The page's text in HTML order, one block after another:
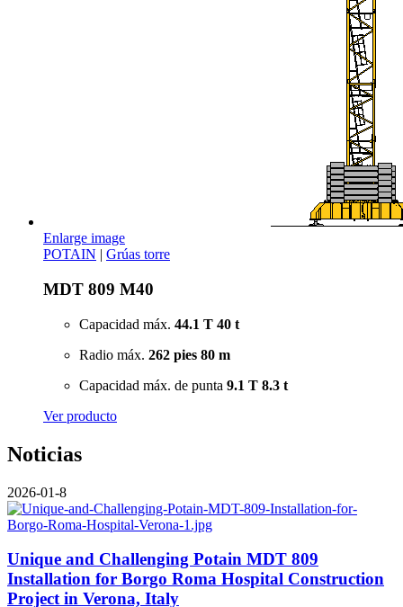
Enlarge image
POTAIN | Grúas torre
MDT 809 M40
Capacidad máx. 44.1 T 40 t
Radio máx. 262 pies 80 m
Capacidad máx. de punta 9.1 T 8.3 t
Ver producto
Noticias
2026-01-8
Unique and Challenging Potain MDT 809
Installation for Borgo Roma Hospital Construction
Project in Verona, Italy